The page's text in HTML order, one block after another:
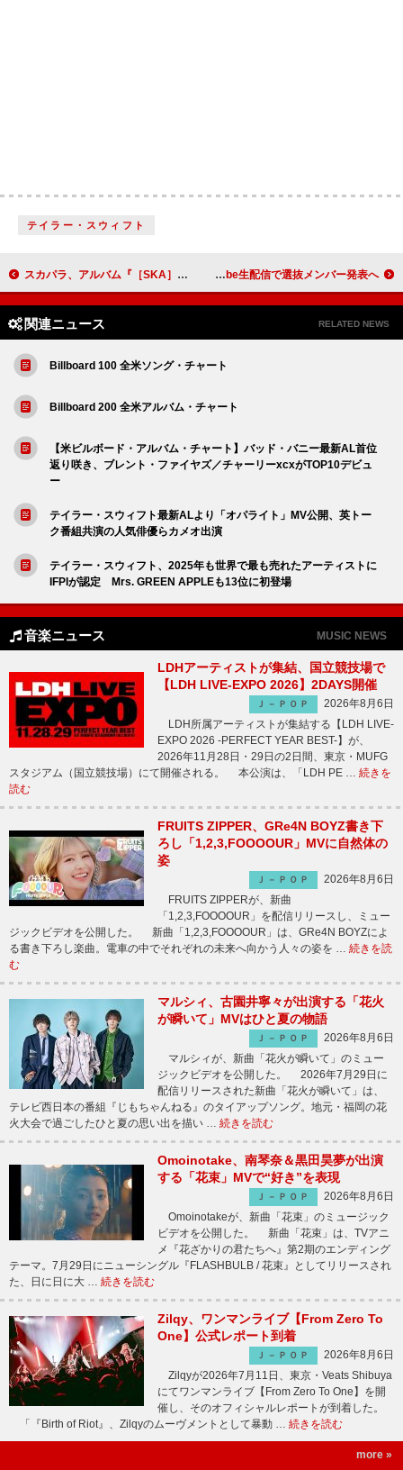
テイラー・スウィフト
スカパラ、アルバム『［SKA］SHOWDOWN』新曲ゲストに浅井健一 僕が見たかった青空、8thシングルを今夏リリース＆YouTube生配信で選抜メンバー発表へ
関連ニュース RELATED NEWS
Billboard 100 全米ソング・チャート
Billboard 200 全米アルバム・チャート
【米ビルボード・アルバム・チャート】バッド・バニー最新AL首位
返り咲き、ブレント・ファイヤズ／チャーリーxcxがTOP10デビュ
ー
テイラー・スウィフト最新ALより「オパライト」MV公開、英トー
ク番組共演の人気俳優らカメオ出演
テイラー・スウィフト、2025年も世界で最も売れたアーティストに
IFPIが認定 Mrs. GREEN APPLEも13位に初登場
音楽ニュース MUSIC NEWS
LDHアーティストが集結、国立競技場で
【LDH LIVE-EXPO 2026】2DAYS開催
Ｊ－ＰＯＰ
2026年8月6日
LDH所属アーティストが集結する【LDH LIVE-
EXPO 2026 -PERFECT YEAR BEST-】が、
2026年11月28日・29日の2日間、東京・MUFG
スタジアム（国立競技場）にて開催される。 本公演は、「LDH PE … 続きを
読む
FRUITS ZIPPER、GRe4N BOYZ書き下
ろし「1,2,3,FOOOOUR」MVに自然体の
姿
Ｊ－ＰＯＰ
2026年8月6日
FRUITS ZIPPERが、新曲
「1,2,3,FOOOOUR」を配信リリースし、ミュー
ジックビデオを公開した。 新曲「1,2,3,FOOOOUR」は、GRe4N BOYZによ
る書き下ろし楽曲。電車の中でそれぞれの未来へ向かう人々の姿を … 続きを読
む
マルシィ、古園井寧々が出演する「花火
が瞬いて」MVはひと夏の物語
Ｊ－ＰＯＰ
2026年8月6日
マルシィが、新曲「花火が瞬いて」のミュー
ジックビデオを公開した。 2026年7月29日に
配信リリースされた新曲「花火が瞬いて」は、
テレビ西日本の番組『じもちゃんねる』のタイアップソング。地元・福岡の花
火大会で過ごしたひと夏の思い出を描い … 続きを読む
Omoinotake、南琴奈＆黒田昊夢が出演
する「花束」MVで“好き”を表現
Ｊ－ＰＯＰ
2026年8月6日
Omoinotakeが、新曲「花束」のミュージック
ビデオを公開した。 新曲「花束」は、TVアニ
メ『花ざかりの君たちへ』第2期のエンディング
テーマ。7月29日にニューシングル『FLASHBULB / 花束』としてリリースされ
た、日に日に大 … 続きを読む
Zilqy、ワンマンライブ【From Zero To
One】公式レポート到着
Ｊ－ＰＯＰ
2026年8月6日
Zilqyが2026年7月11日、東京・Veats Shibuya
にてワンマンライブ【From Zero To One】を開
催し、そのオフィシャルレポートが到着した。
「『Birth of Riot』、Zilqyのムーヴメントとして暴動 … 続きを読む
more »